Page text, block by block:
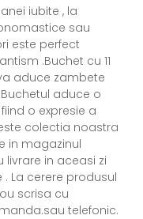
iubite , la
sau
este perfect
.Buchet cu 11
aduce zambete
aduce o
o expresie a
colectia noastra
in magazinul
livrare in aceasi zi
La cerere produsul
scrisa cu
telefonic.